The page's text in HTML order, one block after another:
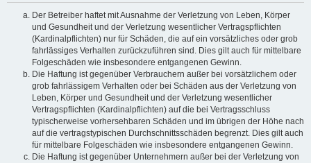
Der Betreiber haftet mit Ausnahme der Verletzung von Leben, Körper
und Gesundheit und der Verletzung wesentlicher Vertragspflichten
(Kardinalpflichten) nur für Schäden, die auf ein vorsätzliches oder grob
fahrlässiges Verhalten zurückzuführen sind. Dies gilt auch für mittelbare
Folgeschäden wie insbesondere entgangenen Gewinn.
Die Haftung ist gegenüber Verbrauchern außer bei vorsätzlichem oder
grob fahrlässigem Verhalten oder bei Schäden aus der Verletzung von
Leben, Körper und Gesundheit und der Verletzung wesentlicher
Vertragspflichten (Kardinalpflichten) auf die bei Vertragsschluss
typischerweise vorhersehbaren Schäden und im übrigen der Höhe nach
auf die vertragstypischen Durchschnittsschäden begrenzt. Dies gilt auch
für mittelbare Folgeschäden wie insbesondere entgangenen Gewinn.
Die Haftung ist gegenüber Unternehmern außer bei der Verletzung von